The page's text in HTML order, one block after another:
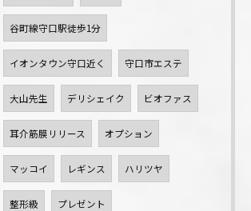
谷町線守口駅徒歩1分
イオンタウン守口近く 守口市エステ
大山先生 デリシェイク ビオファス
耳介筋膜リリース オプション
マッコイ レギンス ハリツヤ
整形級 プレゼント